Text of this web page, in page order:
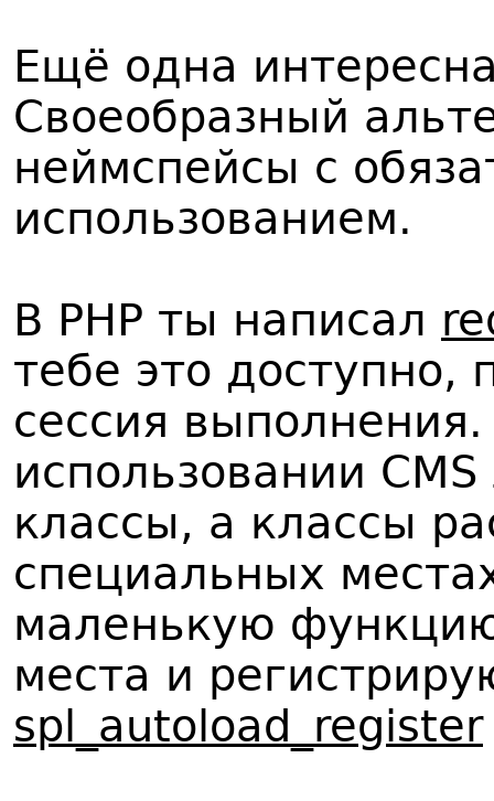
Ещё одна
Своеобразный
неймспейсы с
использованием.
В PHP ты написал
тебе это доступно,
сессия
использовании
классы, а классы
специальных
маленькую
места и
spl_autoload_register